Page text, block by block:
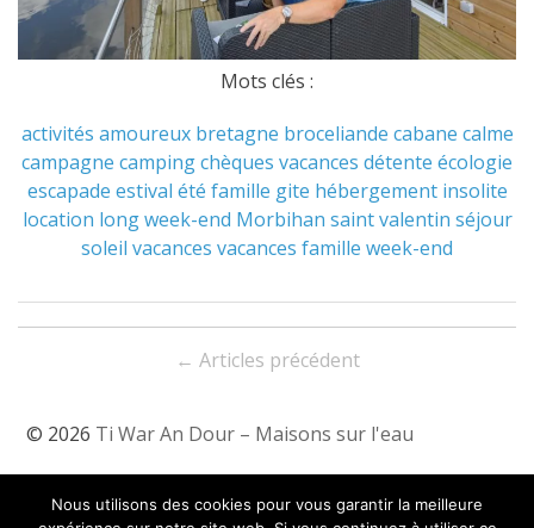
Mots clés :
activités amoureux bretagne broceliande cabane calme
campagne campingchèques vacances détente écologie
escapade estival été famille gite hébergement insolite
location long week-end Morbihan saint valentin séjour
soleil vacances vacances famille week-end
les
articles
← Articles précédent
© 2026 Ti War An Dour – Maisons sur l'eau
Contact & Localisation
Nous utilisons des cookies pour vous garantir la meilleure